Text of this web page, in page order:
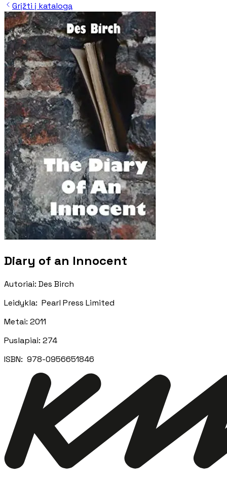
Grįžti į katalogą
Diary of an Innocent
Autoriai: Des Birch
Leidykla: ‎ Pearl Press Limited
Metai: 2011
Puslapiai: 274
ISBN: ‎ 978-0956651846